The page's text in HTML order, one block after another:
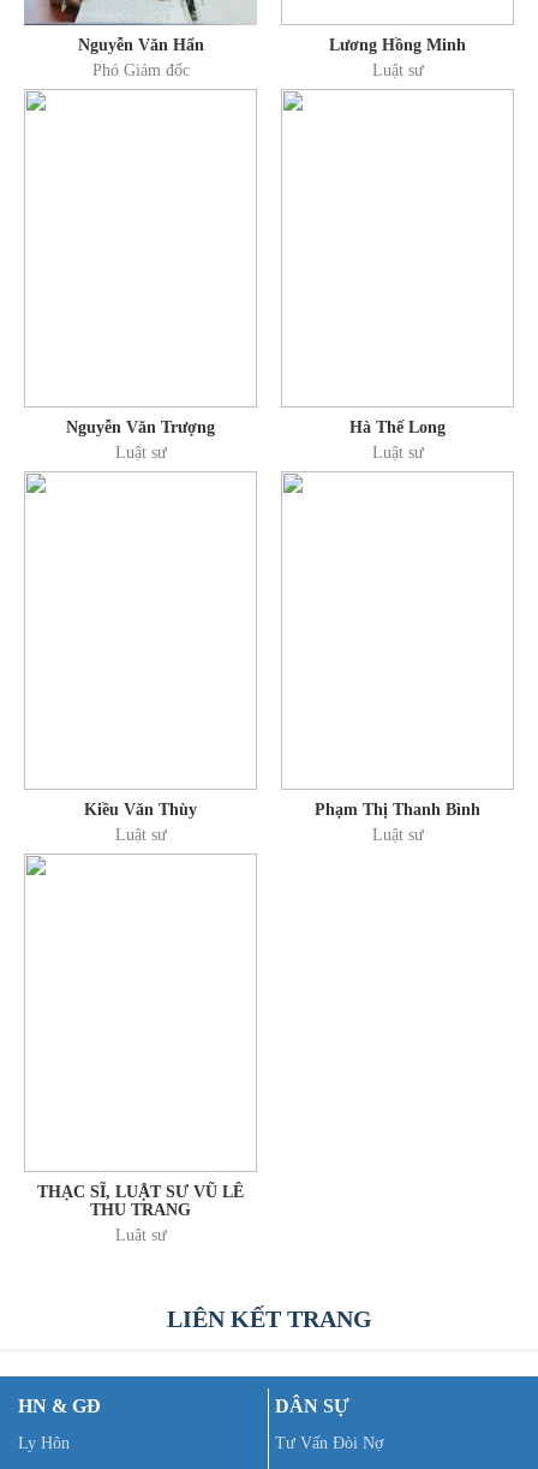
doanh, thay đổi đăng ký kinh doanh, xin giấy phép về lao động, đầu
tư có yếu tố nước ngoài
- Tư vấn, hỗ trợ các dịch vụ về công chứng, chứng thực, dịch
- Tham gia thương lượng, hòa giải thành hơn 100 vụ việc liên
quan đến tranh chấp hôn nhân, gia đình, hợp đồng, lao động, nhà
Nguyễn Văn Hẩn
Phó Giám đốc
Lương Hồng Minh
Luật sư
Nguyễn Văn Trượng
Luật sư
Hà Thế Long
Luật sư
Kiều Văn Thùy
Luật sư
Phạm Thị Thanh Bình
Luật sư
THẠC SĨ, LUẬT SƯ VŨ LÊ
THU TRANG
Luật sư
LIÊN KẾT TRANG
HN & GĐ
Ly Hôn
DÂN SỰ
Tư Vấn Đòi Nợ